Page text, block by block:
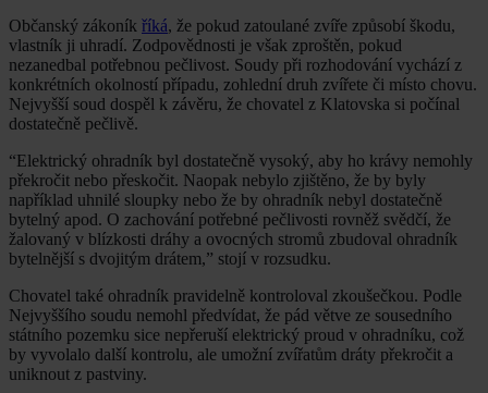
Občanský zákoník říká, že pokud zatoulané zvíře způsobí škodu,
vlastník ji uhradí. Zodpovědnosti je však zproštěn, pokud
nezanedbal potřebnou pečlivost. Soudy při rozhodování vychází z
konkrétních okolností případu, zohlední druh zvířete či místo chovu.
Nejvyšší soud dospěl k závěru, že chovatel z Klatovska si počínal
dostatečně pečlivě.
“Elektrický ohradník byl dostatečně vysoký, aby ho krávy nemohly
překročit nebo přeskočit. Naopak nebylo zjištěno, že by byly
například uhnilé sloupky nebo že by ohradník nebyl dostatečně
bytelný apod. O zachování potřebné pečlivosti rovněž svědčí, že
žalovaný v blízkosti dráhy a ovocných stromů zbudoval ohradník
bytelnější s dvojitým drátem,” stojí v rozsudku.
Chovatel také ohradník pravidelně kontroloval zkoušečkou. Podle
Nejvyššího soudu nemohl předvídat, že pád větve ze sousedního
státního pozemku sice nepřeruší elektrický proud v ohradníku, což
by vyvolalo další kontrolu, ale umožní zvířatům dráty překročit a
uniknout z pastviny.